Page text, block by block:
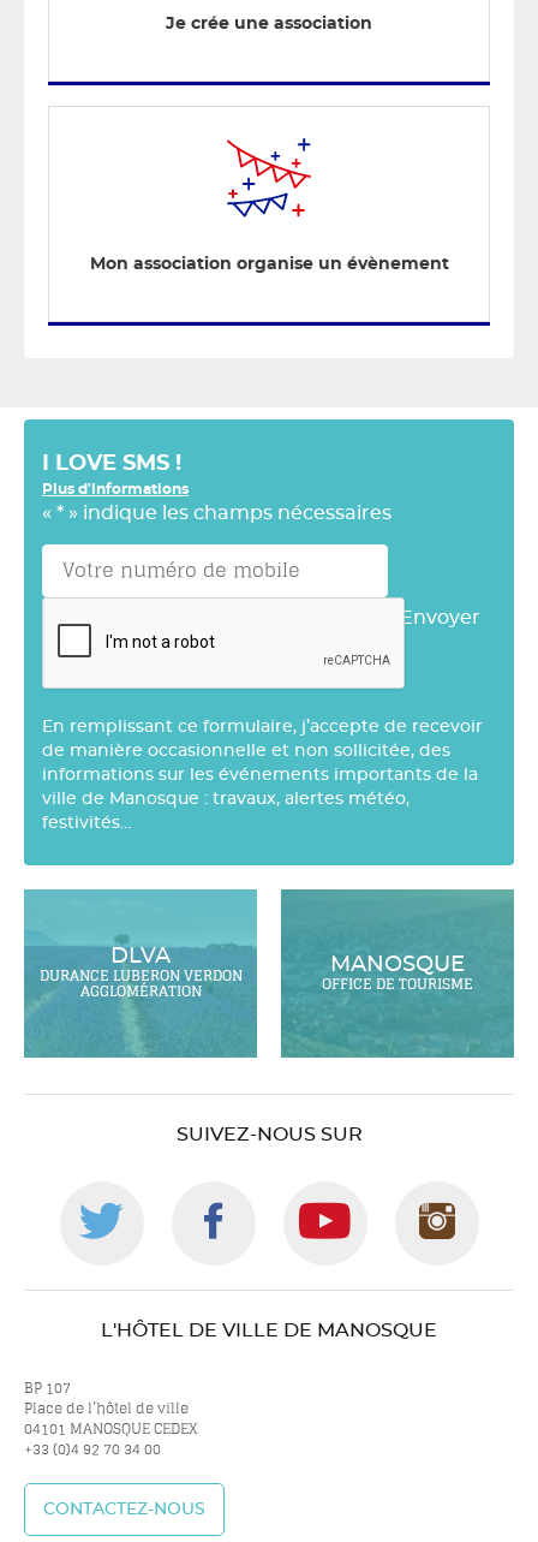
Je crée une association
Mon association organise un évènement
I LOVE SMS !
Plus d'informations
« * » indique les champs nécessaires
Envoyer
En remplissant ce formulaire, j’accepte de recevoir
de manière occasionnelle et non sollicitée, des
informations sur les événements importants de la
ville de Manosque : travaux, alertes météo,
festivités…
DLVA
DURANCE LUBERON VERDON
AGGLOMÉRATION
MANOSQUE
OFFICE DE TOURISME
SUIVEZ-NOUS SUR
Suivez-
nous
sur
twitter
Suivez-
nous
facebook
Suivez-
nous
L'HÔTEL DE VILLE DE MANOSQUE
BP 107
Place de l’hôtel de ville
04101 MANOSQUE CEDEX
+33 (0)4 92 70 34 00
CONTACTEZ-NOUS